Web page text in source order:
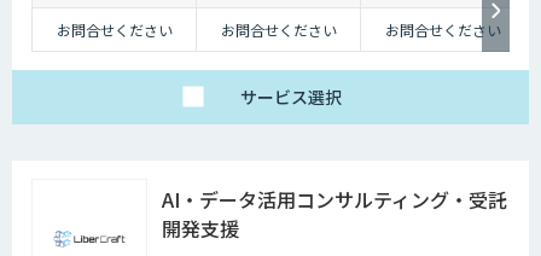
お問合せください
お問合せください お問合せください
サービス選択
AI・データ活用コンサルティング・受託
開発支援